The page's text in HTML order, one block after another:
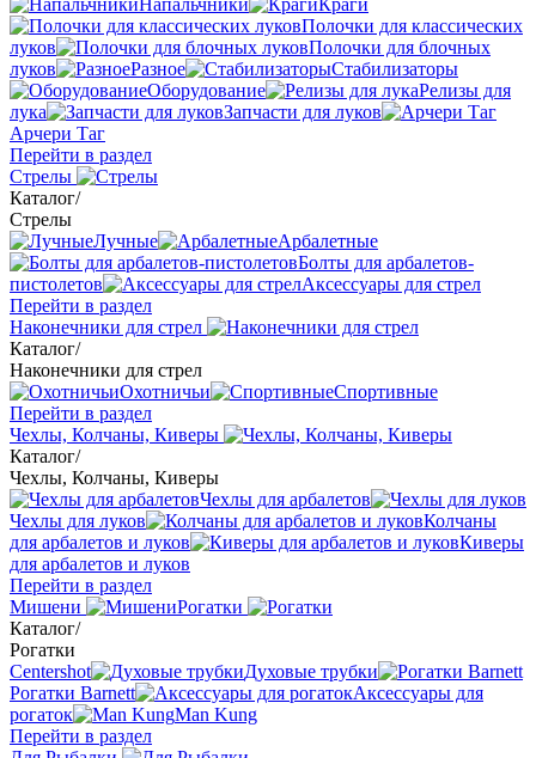
Напальчники
Краги
Полочки для классических
луков
Полочки для блочных
луков
Разное
Стабилизаторы
Оборудование
Релизы для
лука
Запчасти для луков
Арчери Таг
Перейти в раздел
Стрелы
Каталог/
Стрелы
Лучные
Арбалетные
Болты для арбалетов-
пистолетов
Аксессуары для стрел
Перейти в раздел
Наконечники для стрел
Каталог/
Наконечники для стрел
Охотничьи
Спортивные
Перейти в раздел
Чехлы, Колчаны, Киверы
Каталог/
Чехлы, Колчаны, Киверы
Чехлы для арбалетов
Чехлы для луков
Колчаны
для арбалетов и луков
Киверы
для арбалетов и луков
Перейти в раздел
Мишени
Рогатки
Каталог/
Рогатки
Centershot
Духовые трубки
Рогатки Barnett
Аксессуары для
рогаток
Man Kung
Перейти в раздел